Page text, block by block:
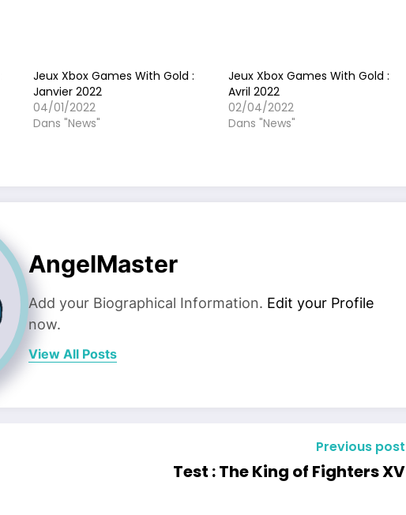
Jeux Xbox Games With Gold :
Janvier 2022
04/01/2022
Dans "News"
Jeux Xbox Games With Gold :
Avril 2022
02/04/2022
Dans "News"
AngelMaster
Add your Biographical Information. Edit your Profile
now.
View All Posts
Previous post
Test : The King of Fighters XV